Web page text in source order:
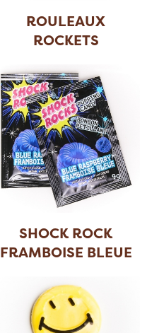
ROULEAUX
ROCKETS
SHOCK ROCK
FRAMBOISE BLEUE